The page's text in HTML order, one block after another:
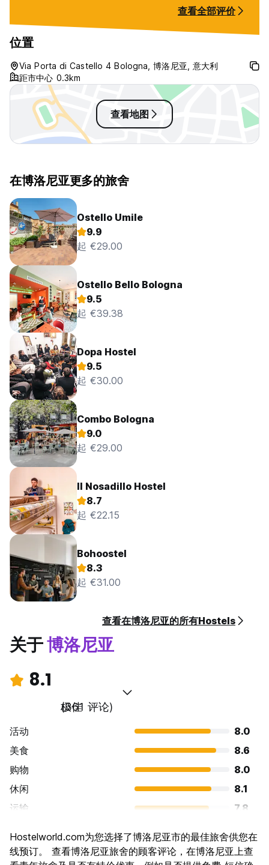
查看全部评价
位置
Via Porta di Castello 4 Bologna, 博洛尼亚, 意大利
距市中心 0.3km
查看地图
在博洛尼亚更多的旅舍
Ostello Umile
9.9
起 €29.00
Ostello Bello Bologna
9.5
起 €39.38
Dopa Hostel
9.5
起 €30.00
Combo Bologna
9.0
起 €29.00
Il Nosadillo Hostel
8.7
起 €22.15
Bohoostel
8.3
起 €31.00
查看在博洛尼亚的所有Hostels
关于博洛尼亚
8.1
极佳
(361 评论)
活动
8.0
美食
8.6
购物
8.0
休闲
8.1
运输
7.8
文化
8.8
Hostelworld.com为您选择了博洛尼亚市的最佳旅舍供您在
线预订。 查看博洛尼亚旅舍的顾客评论，在博洛尼亚上查